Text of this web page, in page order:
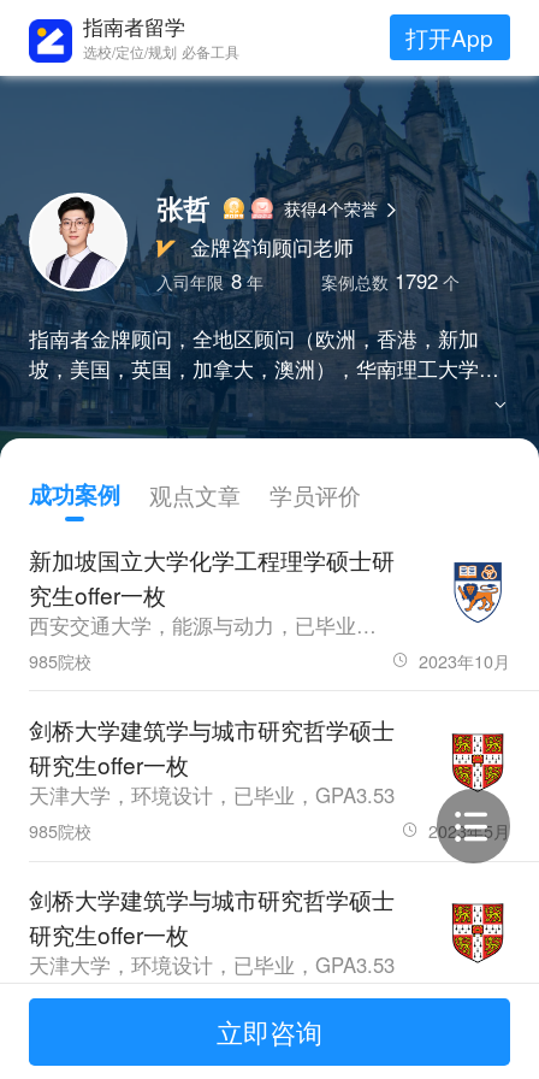
指南者留学
选校/定位/规划 必备工具 打开App
张哲 获得4个荣誉
金牌咨询顾问老师
入司年限 8年 案例总数 1792 个
指南者金牌顾问，全地区顾问（欧洲，香港，新加
坡，美国，英国，加拿大，澳洲），华南理工大学校
区负责人，多次带学生斩获耶鲁，斯坦福，剑桥，NU
S等世界顶级名校录取，有创业经历，认知高，熟知
生亮点，通过科学的申请方案和规划，带领学生逆袭
或跨申成功，7年斩获1800+offer，入司年平均案例量
最多。
成功案例 观点文章
学员评价
新加坡国立大学化学工程理学硕士研
究生offer一枚
西安交通大学，能源与动力，已毕业，GPA84.73，雅思7.0
985院校 2023年10月
剑桥大学建筑学与城市研究哲学硕士
研究生offer一枚
天津大学，环境设计，已毕业，GPA3.53
985院校 2023年5月
剑桥大学建筑学与城市研究哲学硕士
研究生offer一枚
天津大学，环境设计，已毕业，GPA3.53
985院校 2023年5月
帝国理工学院控制与优化理学硕士研
立即咨询